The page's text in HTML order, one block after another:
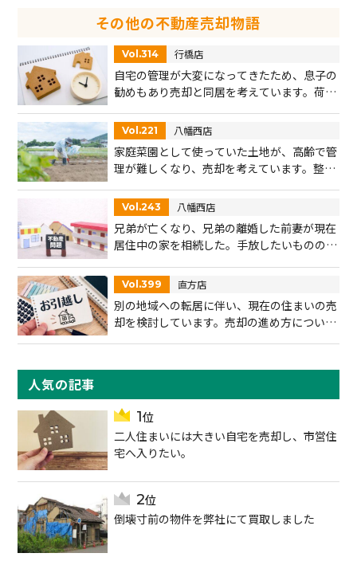
その他の不動産売却物語
Vol.314 行橋店
自宅の管理が大変になってきたため、息子の
勧めもあり売却と同居を考えています。荷物
Vol.221 八幡西店
家庭菜園として使っていた土地が、高齢で管
理が難しくなり、売却を考えています。整形
ました。
Vol.243 八幡西店
兄弟が亡くなり、兄弟の離婚した前妻が現在
居住中の家を相続した。手放したいものの問
Vol.399 直方店
別の地域への転居に伴い、現在の住まいの売
却を検討しています。売却の進め方について
人気の記事
二人住まいには大きい自宅を売却し、市営住
宅へ入りたい。
倒壊寸前の物件を弊社にて買取しました